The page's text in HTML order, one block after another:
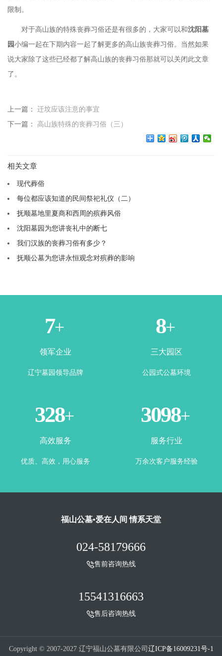
限制。
对于高山族的特殊丧葬习俗还是有很多的，大家可以和沈阳墓
园小编一起在下期内容一起了解更多的高山族丧葬习俗。当然如果
说大家除了这些已经都了解高山族的丧葬习俗那就可以关闭此文章
了。
上一篇： 迁坟应该注意的事宜
下一篇： 高山族特殊的丧葬习俗（三）
相关文章
现代葬俗
每位都应该知道的民间祭祀礼仪（二）
抚顺墓地里夏商和西周的殡葬风俗
沈阳墓园为您讲丧礼中的断七
我们汉族的丧葬习俗有多少？
抚顺公墓为您讲永恒观念对殡葬的影响
1+
领军企业
辽宁墓园领导品牌
3+
三大园区
公园式公墓环境
365+
高效服务
优质、高效，用心服务
3500+
服务行业
万余次客户服务经验
福山公墓•爱在人间 情系天堂
024-58179666
售前咨询热线
15541316663
售后咨询热线
Copyright © 2007-2027 辽宁福山公墓有限公司 辽ICP备16009231号-1